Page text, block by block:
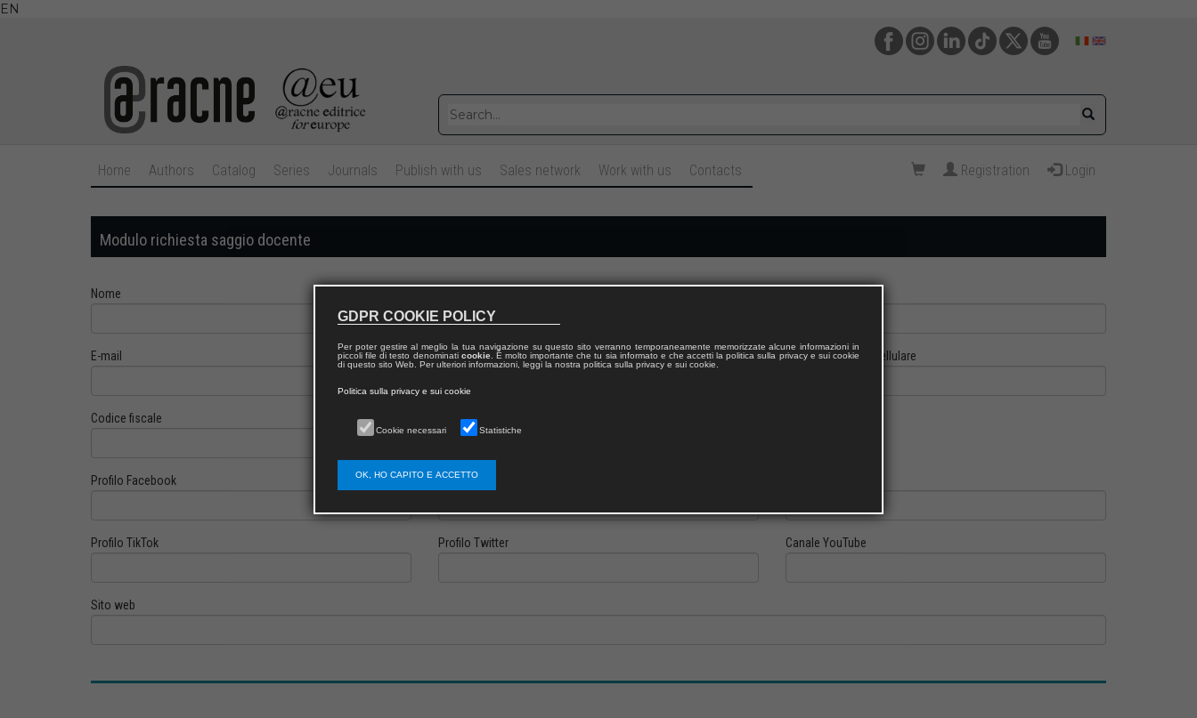
EN
Home Authors Catalog Series Journals Publish with us Sales network Work with us Contacts Registration Login
Modulo richiesta saggio docente
Nome
E-mail Telefono fisso Cellulare
Codice fiscale
Profilo Facebook Profilo Instagram
Profilo TikTok Profilo Twitter Canale YouTube
Sito web
GDPR COOKIE POLICY
Per poter gestire al meglio la tua navigazione su questo sito verranno temporaneamente memorizzate alcune informazioni in
piccoli file di testo denominati cookie. È molto importante che tu sia informato e che accetti la politica sulla privacy e sui cookie
di questo sito Web. Per ulteriori informazioni, leggi la nostra politica sulla privacy e sui cookie.
Politica sulla privacy e sui cookie
Cookie necessari Statistiche
OK, HO CAPITO E ACCETTO